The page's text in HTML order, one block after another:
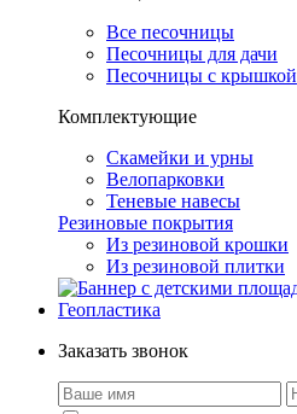
Все песочницы
Песочницы для дачи
Песочницы с крышкой
Комплектующие
Скамейки и урны
Велопарковки
Теневые навесы
Резиновые покрытия
Из резиновой крошки
Из резиновой плитки
Геопластика
Заказать звонок